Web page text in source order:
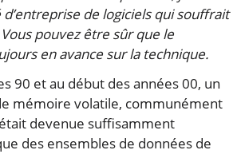
de logiciels qui souffrait
pouvez être sûr que le
en avance sur la technique.
90 et au début des années 00, un
mémoire volatile, communément
devenue suffisamment
des ensembles de données de